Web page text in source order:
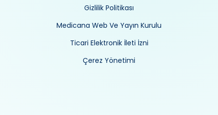
Gizlilik Politikası
Medicana Web Ve Yayın Kurulu
Ticari Elektronik İleti İzni
Çerez Yönetimi